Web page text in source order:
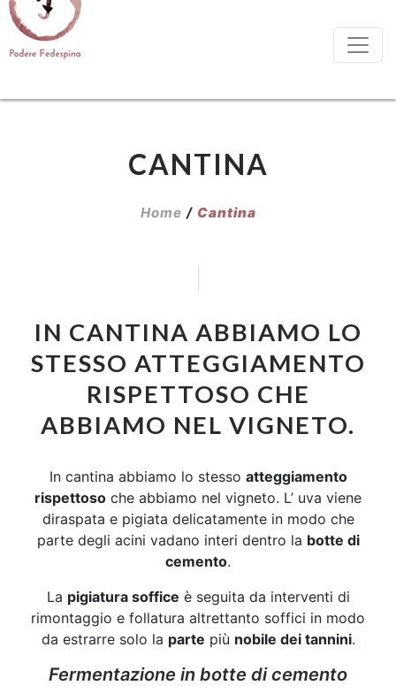
CANTINA
Home / Cantina
IN CANTINA ABBIAMO LO
STESSO ATTEGGIAMENTO
RISPETTOSO CHE
ABBIAMO NEL VIGNETO.
In cantina abbiamo lo stesso atteggiamento
rispettoso che abbiamo nel vigneto. L’ uva viene
diraspata e pigiata delicatamente in modo che
parte degli acini vadano interi dentro la botte di
cemento.
La pigiatura soffice è seguita da interventi di
rimontaggio e follatura altrettanto soffici in modo
da estrarre solo la parte più nobile dei tannini.
Fermentazione in botte di cemento